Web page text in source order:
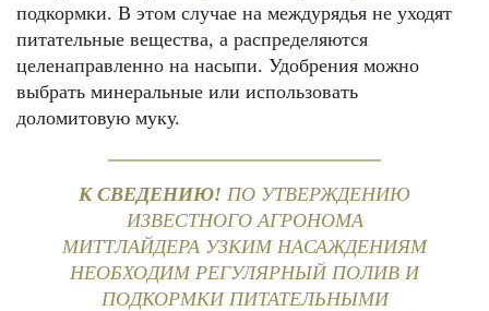
подкормки. В этом случае на междурядья не уходят
питательные вещества, а распределяются
целенаправленно на насыпи. Удобрения можно
выбрать минеральные или использовать
доломитовую муку.
К СВЕДЕНИЮ! ПО УТВЕРЖДЕНИЮ
ИЗВЕСТНОГО АГРОНОМА
МИТТЛАЙДЕРА УЗКИМ НАСАЖДЕНИЯМ
НЕОБХОДИМ РЕГУЛЯРНЫЙ ПОЛИВ И
ПОДКОРМКИ ПИТАТЕЛЬНЫМИ